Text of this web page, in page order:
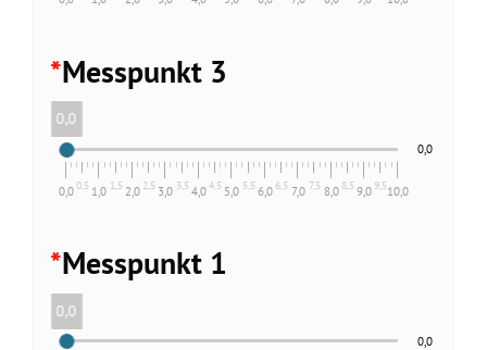
*Messpunkt 3
0,0
0,00,5 1,0 1,5 2,0 2,5 3,0 3,5 4,04,5 5,0 5,5 6,0 6,5 7,0 7,5 8,0 8,5 9,0 9,510,0
0,0
*Messpunkt 1
0,0
0,0